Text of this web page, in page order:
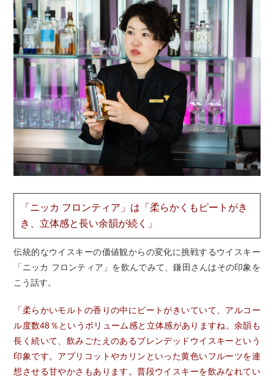
「ニッカ フロンティア」は「柔らかくもピートがき
き、立体感と長い余韻が続く」
伝統的なウイスキーの価値観からの変化に挑戦するウイスキー
「ニッカ フロンティア」を飲んでみて、鎌田さんはその印象を
こう話す。
「柔らかいモルトの香りの中にピートがきいていて、アルコー
ル度数48％というボリューム感と立体感がありますね。余韻も
長く続いて、飲みごたえのあるブレンデッドウイスキーという
印象です。アプリコットやカリンといった黄色いフルーツを連
想させる甘やかさもあります。普段ウイスキーを飲みなれてい